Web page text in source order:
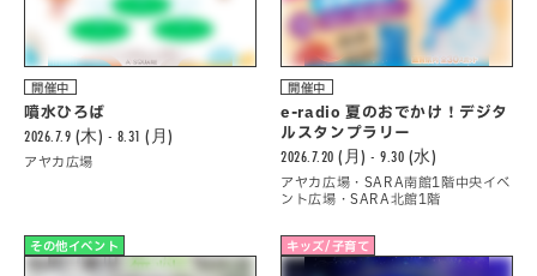
開催中
噴水ひろば
2026.7.9 (木) - 8.31 (月)
アヤカ広場
開催中
e-radio 夏のおでかけ！デジタ
ルスタンプラリー
2026.7.20 (月) - 9.30 (水)
アヤカ広場・SARA南館1階中央イベ
ント広場・SARA北館1階
その他イベント キッズ/子育て